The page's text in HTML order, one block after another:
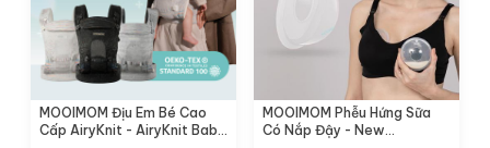
MOOIMOM Địu Em Bé Cao
Cấp AiryKnit - AiryKnit Baby
MOOIMOM Phễu Hứng Sữa
Có Nắp Đậy - New